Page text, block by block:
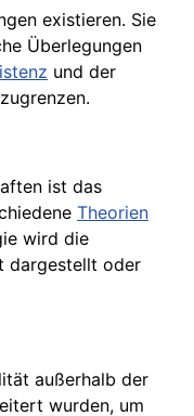
existieren. Sie
Überlegungen
und der
ist das
Theorien
wird die
dargestellt oder
außerhalb der
wurden, um